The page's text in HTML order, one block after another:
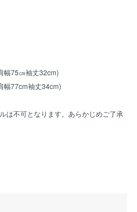
幅75㎝袖丈32cm)
幅77cm袖丈34cm)
は不可となります。あらかじめご了承